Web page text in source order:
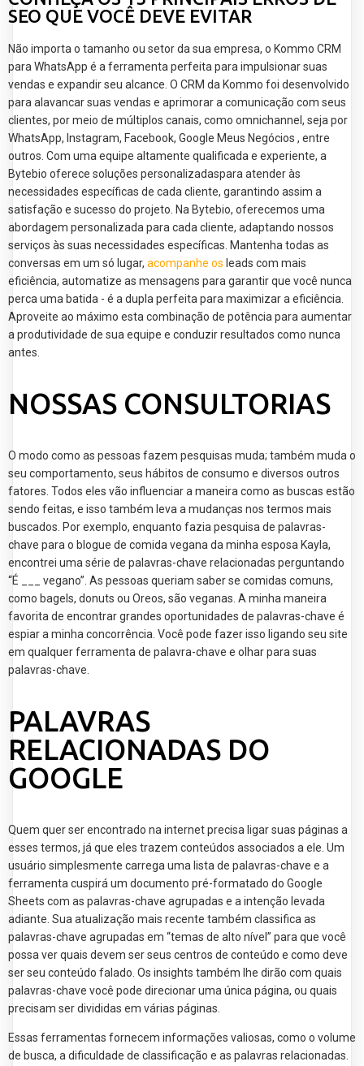
SEO QUE VOCÊ DEVE EVITAR
Não importa o tamanho ou setor da sua empresa, o Kommo CRM
para WhatsApp é a ferramenta perfeita para impulsionar suas
vendas e expandir seu alcance. O CRM da Kommo foi desenvolvido
para alavancar suas vendas e aprimorar a comunicação com seus
clientes, por meio de múltiplos canais, como omnichannel, seja por
WhatsApp, Instagram, Facebook, Google Meus Negócios , entre
outros. Com uma equipe altamente qualificada e experiente, a
Bytebio oferece soluções personalizadaspara atender às
necessidades específicas de cada cliente, garantindo assim a
satisfação e sucesso do projeto. Na Bytebio, oferecemos uma
abordagem personalizada para cada cliente, adaptando nossos
serviços às suas necessidades específicas. Mantenha todas as
conversas em um só lugar, acompanhe os leads com mais
eficiência, automatize as mensagens para garantir que você nunca
perca uma batida - é a dupla perfeita para maximizar a eficiência.
Aproveite ao máximo esta combinação de potência para aumentar
a produtividade de sua equipe e conduzir resultados como nunca
antes.
NOSSAS CONSULTORIAS
O modo como as pessoas fazem pesquisas muda; também muda o
seu comportamento, seus hábitos de consumo e diversos outros
fatores. Todos eles vão influenciar a maneira como as buscas estão
sendo feitas, e isso também leva a mudanças nos termos mais
buscados. Por exemplo, enquanto fazia pesquisa de palavras-
chave para o blogue de comida vegana da minha esposa Kayla,
encontrei uma série de palavras-chave relacionadas perguntando
“É ___ vegano”. As pessoas queriam saber se comidas comuns,
como bagels, donuts ou Oreos, são veganas. A minha maneira
favorita de encontrar grandes oportunidades de palavras-chave é
espiar a minha concorrência. Você pode fazer isso ligando seu site
em qualquer ferramenta de palavra-chave e olhar para suas
palavras-chave.
PALAVRAS
RELACIONADAS DO
GOOGLE
Quem quer ser encontrado na internet precisa ligar suas páginas a
esses termos, já que eles trazem conteúdos associados a ele. Um
usuário simplesmente carrega uma lista de palavras-chave e a
ferramenta cuspirá um documento pré-formatado do Google
Sheets com as palavras-chave agrupadas e a intenção levada
adiante. Sua atualização mais recente também classifica as
palavras-chave agrupadas em “temas de alto nível” para que você
possa ver quais devem ser seus centros de conteúdo e como deve
ser seu conteúdo falado. Os insights também lhe dirão com quais
palavras-chave você pode direcionar uma única página, ou quais
precisam ser divididas em várias páginas.
Essas ferramentas fornecem informações valiosas, como o volume
de busca, a dificuldade de classificação e as palavras relacionadas.